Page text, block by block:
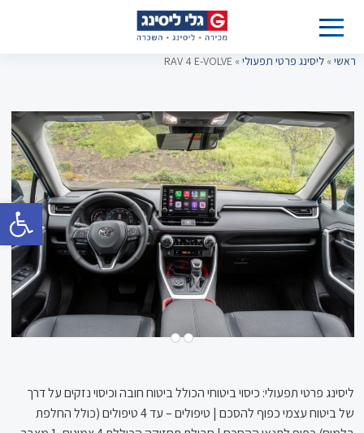
פתח
ראשי» ליסינג פרטי תפעולי»
RAV 4 E-VOLVE
ליסינג פרטי תפעולי: כיסוי ביטוחי הכולל ביטוח חובה וכיסוי נזקים על דרך
של ביטוח עצמי כפוף להסכם | טיפולים – עד 4 טיפולים (כולל החלפת